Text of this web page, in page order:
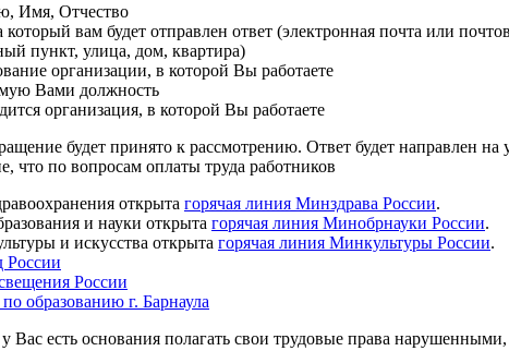
Имя, Отчество
который вам будет отправлен ответ (электронная почта или
пункт, улица, дом, квартира)
организации, в которой Вы работаете
Вами должность
организация, в которой Вы работаете
будет принято к рассмотрению. Ответ будет направлен
что по вопросам оплаты труда работников
открыта горячая линия Минздрава России.
и науки открыта горячая линия Минобрнауки России.
и искусства открыта горячая линия Минкультуры России.
России
России
образованию г. Барнаула
Вас есть основания полагать свои трудовые права